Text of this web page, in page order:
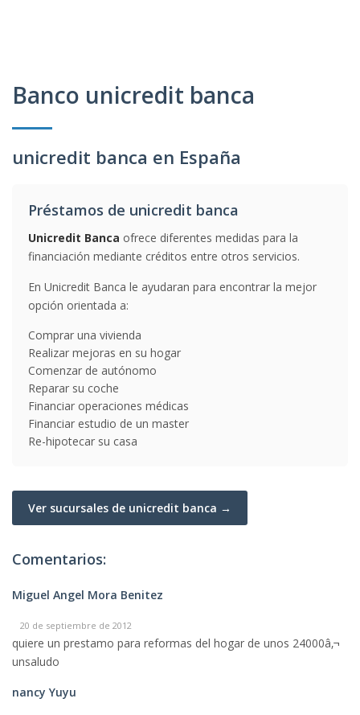
Banco unicredit banca
unicredit banca en España
Préstamos de unicredit banca
Unicredit Banca ofrece diferentes medidas para la
financiación mediante créditos entre otros servicios.
En Unicredit Banca le ayudaran para encontrar la mejor
opción orientada a:
Comprar una vivienda
Realizar mejoras en su hogar
Comenzar de autónomo
Reparar su coche
Financiar operaciones médicas
Financiar estudio de un master
Re-hipotecar su casa
Ver sucursales de unicredit banca →
Comentarios:
Miguel Angel Mora Benitez
20 de septiembre de 2012
quiere un prestamo para reformas del hogar de unos 24000â‚¬
unsaludo
nancy Yuyu